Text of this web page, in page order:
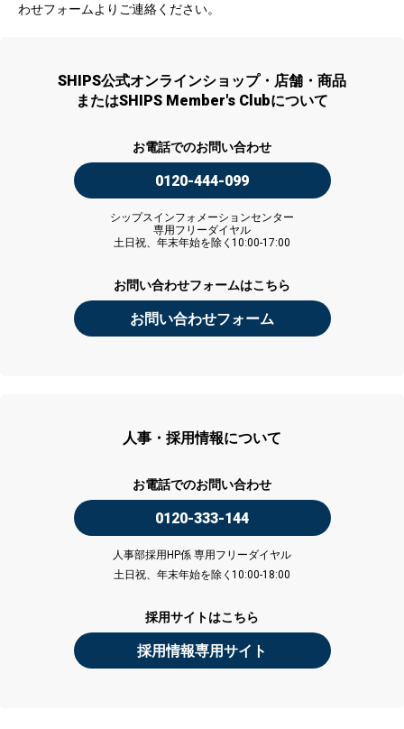
わせフォームよりご連絡ください。
SHIPS公式オンラインショップ・店舗・商品
またはSHIPS Member's Clubについて
お電話でのお問い合わせ
0120-444-099
シップスインフォメーションセンター
専用フリーダイヤル
土日祝、年末年始を除く10:00-17:00
お問い合わせフォームはこちら
お問い合わせフォーム
人事・採用情報について
お電話でのお問い合わせ
0120-333-144
人事部採用HP係 専用フリーダイヤル
土日祝、年末年始を除く10:00-18:00
採用サイトはこちら
採用情報専用サイト